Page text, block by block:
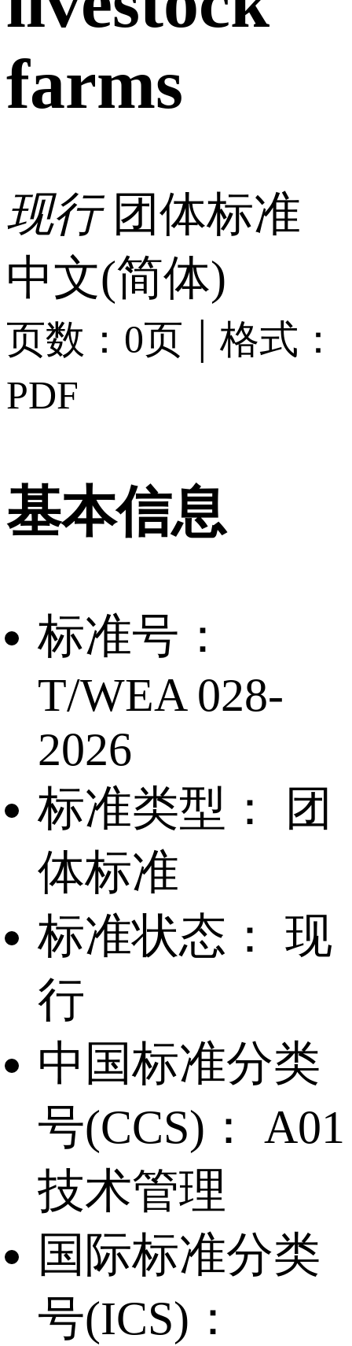
farms
现行 团体标准
中文(简体)
页数：0页 | 格式：
PDF
基本信息
标准号：
T/WEA 028-
2026
标准类型：
团
体标准
标准状态：
现
行
中国标准分类
号(CCS)：
A01
技术管理
国际标准分类
号(ICS)：